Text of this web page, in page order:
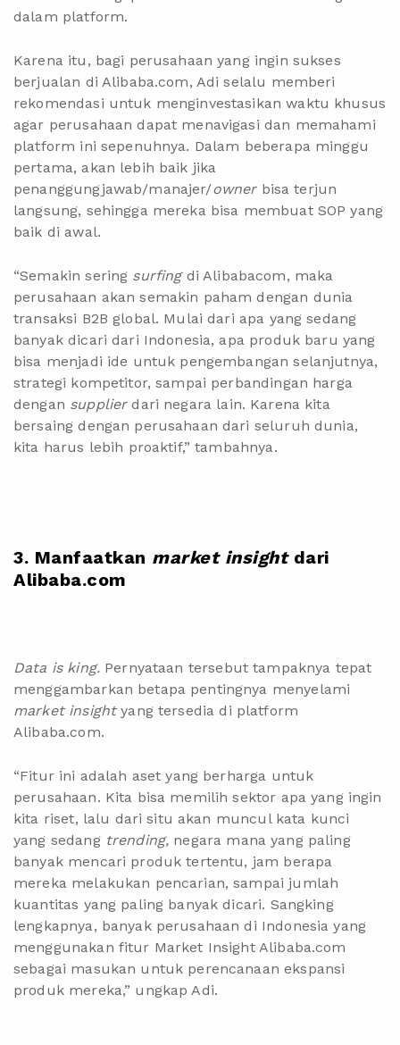
dalam platform.
Karena itu, bagi perusahaan yang ingin sukses
berjualan di Alibaba.com, Adi selalu memberi
rekomendasi untuk menginvestasikan waktu khusus
agar perusahaan dapat menavigasi dan memahami
platform ini sepenuhnya. Dalam beberapa minggu
pertama, akan lebih baik jika
penanggungjawab/manajer/owner bisa terjun
langsung, sehingga mereka bisa membuat SOP yang
baik di awal.
“Semakin sering surfing di Alibabacom, maka
perusahaan akan semakin paham dengan dunia
transaksi B2B global. Mulai dari apa yang sedang
banyak dicari dari Indonesia, apa produk baru yang
bisa menjadi ide untuk pengembangan selanjutnya,
strategi kompetitor, sampai perbandingan harga
dengan supplierdari negara lain. Karena kita
bersaing dengan perusahaan dari seluruh dunia,
kita harus lebih proaktif,” tambahnya.
3. Manfaatkan market insight dari
Alibaba.com
Data is king. Pernyataan tersebut tampaknya tepat
menggambarkan betapa pentingnya menyelami
market insightyang tersedia di platform
Alibaba.com.
“Fitur ini adalah aset yang berharga untuk
perusahaan. Kita bisa memilih sektor apa yang ingin
kita riset, lalu dari situ akan muncul kata kunci
yang sedang trending, negara mana yang paling
banyak mencari produk tertentu, jam berapa
mereka melakukan pencarian, sampai jumlah
kuantitas yang paling banyak dicari. Sangking
lengkapnya, banyak perusahaan di Indonesia yang
menggunakan fitur Market Insight Alibaba.com
sebagai masukan untuk perencanaan ekspansi
produk mereka,” ungkap Adi.